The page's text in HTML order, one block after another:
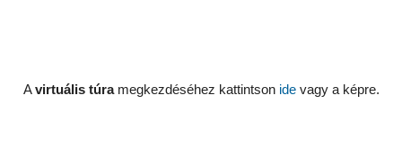
Avirtuális túramegkezdéséhez kattintson idevagy a képre.